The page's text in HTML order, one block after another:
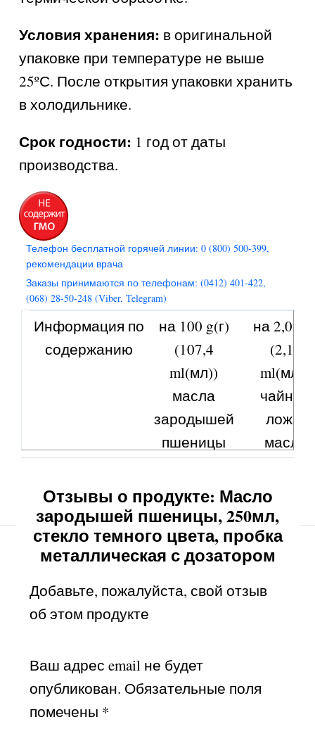
Условия хранения: в оригинальной
упаковке при температуре не выше
25ºС. После открытия упаковки хранить
в холодильнике.
Срок годности: 1 год от даты
производства.
Телефон бесплатной горячей линии: 0 (800) 500-399,
рекомендации врача
Заказы принимаются по телефонам: (0412) 401-422,
(068) 28-50-248 (Viber, Telegram)
Информация по
содержанию
на 100 g(г)
(107,4
ml(мл))
масла
зародышей
пшеницы
на 2,0
(2,15
ml(мл)),
чайную
ложку
масла
Калорийность,
kСаl(ккал)
898,0 18,00
Углеводы, g(г)
0,00
Трансизомеры
в пересчёте на
метилелаидат,
не
обнаружено
Отзывы о продукте: Масло
зародышей пшеницы, 250мл,
стекло темного цвета, пробка
металлическая с дозатором
Добавьте, пожалуйста, свой отзыв
об этом продукте
Ваш адрес email не будет
опубликован. Обязательные поля
помечены *